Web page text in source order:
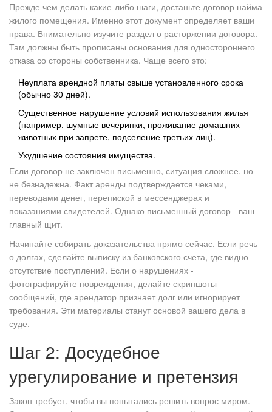
Прежде чем делать какие-либо шаги, достаньте договор найма
жилого помещения. Именно этот документ определяет ваши
права. Внимательно изучите раздел о расторжении договора.
Там должны быть прописаны основания для одностороннего
отказа со стороны собственника. Чаще всего это:
Неуплата арендной платы свыше установленного срока
(обычно 30 дней).
Существенное нарушение условий использования жилья
(например, шумные вечеринки, проживание домашних
животных при запрете, подселение третьих лиц).
Ухудшение состояния имущества.
Если договор не заключен письменно, ситуация сложнее, но
не безнадежна. Факт аренды подтверждается чеками,
переводами денег, перепиской в мессенджерах и
показаниями свидетелей. Однако письменный договор - ваш
главный щит.
Начинайте собирать доказательства прямо сейчас. Если речь
о долгах, сделайте выписку из банковского счета, где видно
отсутствие поступлений. Если о нарушениях -
фотографируйте повреждения, делайте скриншоты
сообщений, где арендатор признает долг или игнорирует
требования. Эти материалы станут основой вашего дела в
суде.
Шаг 2: Досудебное
урегулирование и претензия
Закон требует, чтобы вы попытались решить вопрос миром.